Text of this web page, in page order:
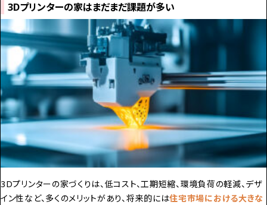
3Dプリンターの家はまだまだ課題が多い
3Dプリンターの家づくりは、低コスト、工期短縮、環境負荷の軽減、デザ
イン性など、多くのメリットがあり、将来的には住宅市場における大きな